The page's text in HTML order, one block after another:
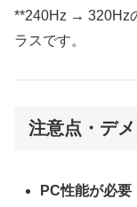
**240Hz → 320Hz
ラスです。
注意点・デ
PC性能が必要